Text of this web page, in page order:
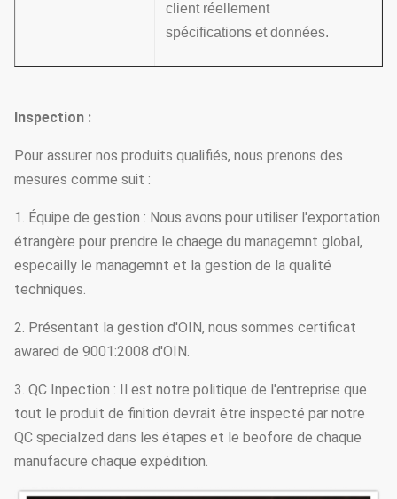
client réellement
spécifications et données.
Inspection :
Pour assurer nos produits qualifiés, nous prenons des
mesures comme suit :
1. Équipe de gestion : Nous avons pour utiliser l'exportation
étrangère pour prendre le chaege du managemnt global,
especailly le managemnt et la gestion de la qualité
techniques.
2. Présentant la gestion d'OIN, nous sommes certificat
awared de 9001:2008 d'OIN.
3. QC Inpection : Il est notre politique de l'entreprise que
tout le produit de finition devrait être inspecté par notre
QC specialzed dans les étapes et le beofore de chaque
manufacure chaque expédition.